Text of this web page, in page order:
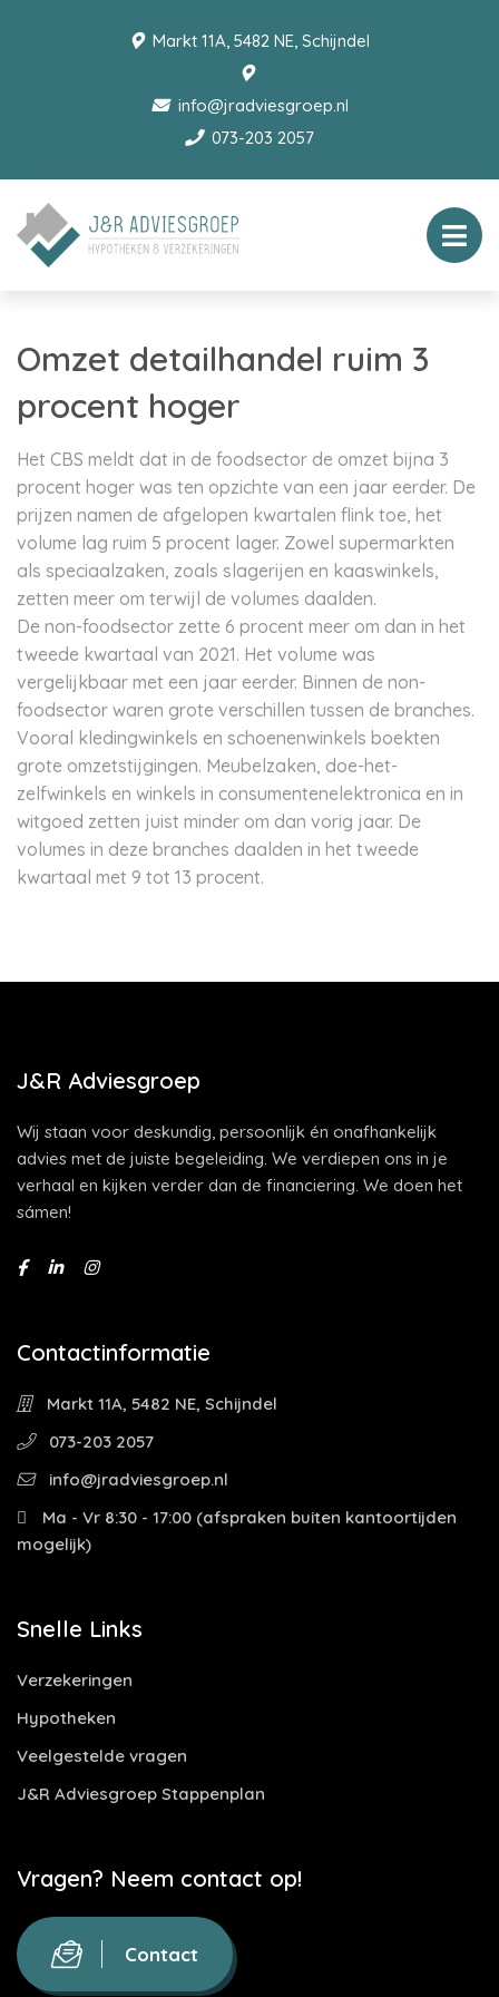
Markt 11A, 5482 NE, Schijndel
info@jradviesgroep.nl
073-203 2057
Omzet detailhandel ruim 3
procent hoger
Het CBS meldt dat in de foodsector de omzet bijna 3
procent hoger was ten opzichte van een jaar eerder. De
prijzen namen de afgelopen kwartalen flink toe, het
volume lag ruim 5 procent lager. Zowel supermarkten
als speciaalzaken, zoals slagerijen en kaaswinkels,
zetten meer om terwijl de volumes daalden.
De non-foodsector zette 6 procent meer om dan in het
tweede kwartaal van 2021. Het volume was
vergelijkbaar met een jaar eerder. Binnen de non-
foodsector waren grote verschillen tussen de branches.
Vooral kledingwinkels en schoenenwinkels boekten
grote omzetstijgingen. Meubelzaken, doe-het-
zelfwinkels en winkels in consumentenelektronica en in
witgoed zetten juist minder om dan vorig jaar. De
volumes in deze branches daalden in het tweede
kwartaal met 9 tot 13 procent.
J&R Adviesgroep
Wij staan voor deskundig, persoonlijk én onafhankelijk
advies met de juiste begeleiding. We verdiepen ons in je
verhaal en kijken verder dan de financiering. We doen het
sámen!
Contactinformatie
Markt 11A, 5482 NE, Schijndel
073-203 2057
info@jradviesgroep.nl
Ma - Vr 8:30 - 17:00 (afspraken buiten kantoortijden
mogelijk)
Snelle Links
Verzekeringen
Hypotheken
Veelgestelde vragen
J&R Adviesgroep Stappenplan
Vragen? Neem contact op!
Contact